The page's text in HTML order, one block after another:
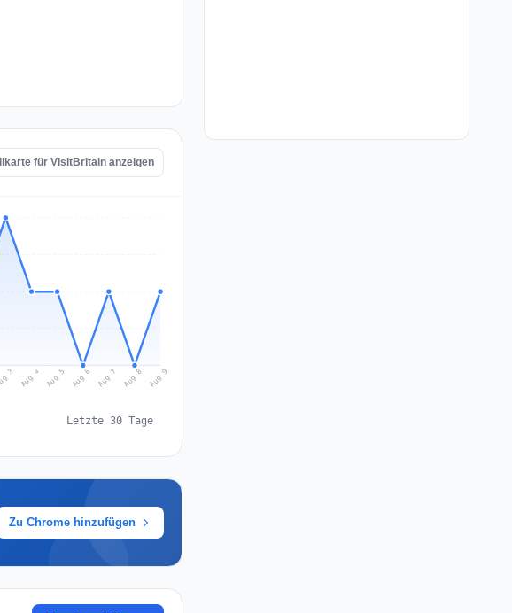
für VisitBritain anzeigen
3 Aug 4 Aug 5 Aug 6 Aug 7 Aug 8 Aug 9
Letzte 30 Tage
Zu Chrome hinzufügen